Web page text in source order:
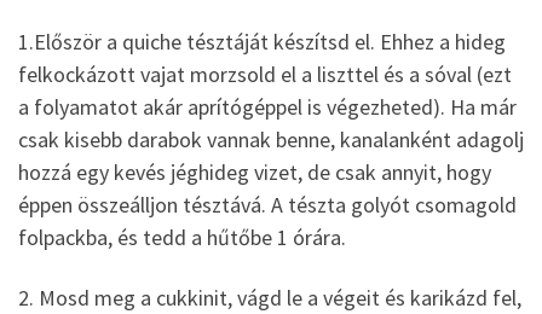
1.Először a quiche tésztáját készítsd el. Ehhez a hideg
felkockázott vajat morzsold el a liszttel és a sóval (ezt
a folyamatot akár aprítógéppel is végezheted). Ha már
csak kisebb darabok vannak benne, kanalanként adagolj
hozzá egy kevés jéghideg vizet, de csak annyit, hogy
éppen összeálljon tésztává. A tészta golyót csomagold
folpackba, és tedd a hűtőbe 1 órára.
2. Mosd meg a cukkinit, vágd le a végeit és karikázd fel,